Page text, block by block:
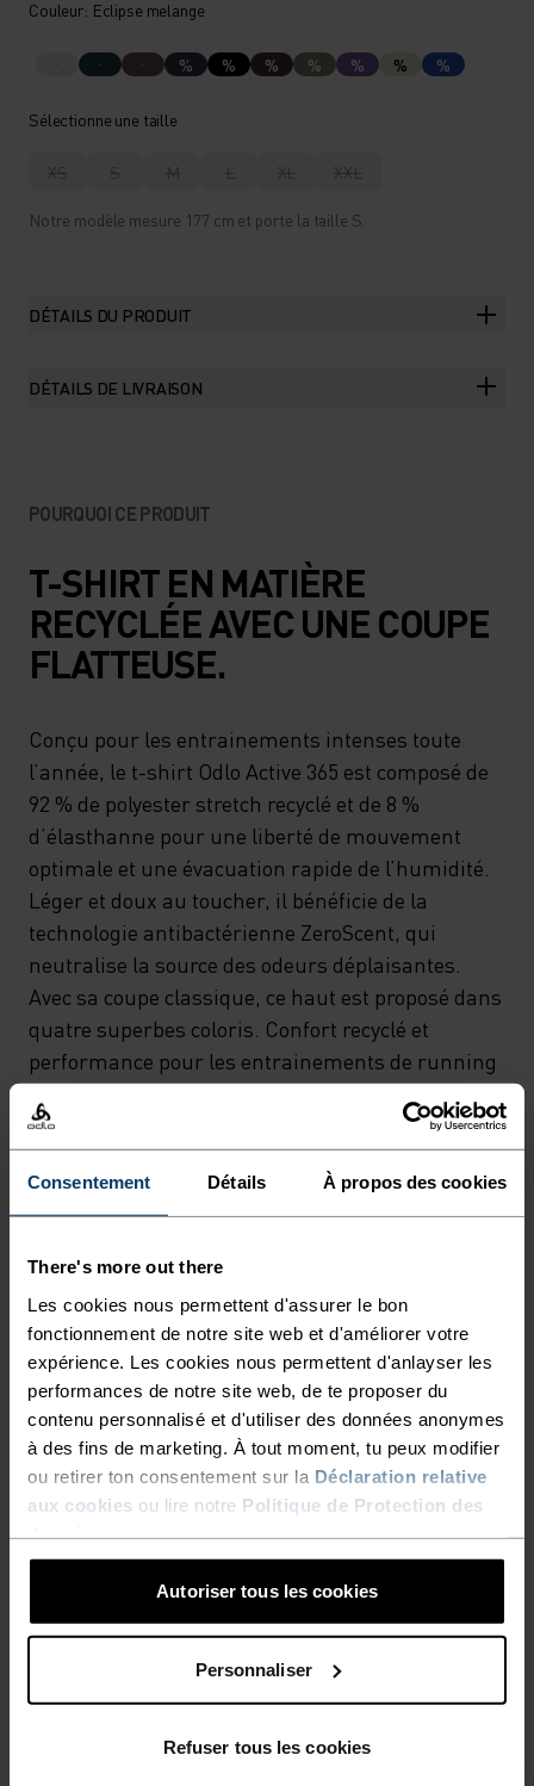
Consentement Détails À propos des cookies
There's more out there
Les cookies nous permettent d'assurer le bon
fonctionnement de notre site web et d'améliorer votre
expérience. Les cookies nous permettent d'anlayser les
performances de notre site web, de te proposer du
contenu personnalisé et d'utiliser des données anonymes
à des fins de marketing. À tout moment, tu peux modifier
ou retirer ton consentement sur la Déclaration relative
aux cookies ou lire notre Politique de Protection des
Autoriser tous les cookies
Personnaliser
Refuser tous les cookies
Couleur: Eclipse melange
% % % % % % %
Sélectionne une taille
XS S M L XL XXL
Notre modèle mesure 177 cm et porte la taille S.
DÉTAILS DU PRODUIT
DÉTAILS DE LIVRAISON
POURQUOI CE PRODUIT
T-SHIRT EN MATIÈRE
RECYCLÉE AVEC UNE COUPE
FLATTEUSE.
Conçu pour les entrainements intenses toute
l’année, le t-shirt Odlo Active 365 est composé de
92 % de polyester stretch recyclé et de 8 %
d’élasthanne pour une liberté de mouvement
optimale et une évacuation rapide de l’humidité.
Léger et doux au toucher, il bénéficie de la
technologie antibactérienne ZeroScent, qui
neutralise la source des odeurs déplaisantes.
Avec sa coupe classique, ce haut est proposé dans
quatre superbes coloris. Confort recyclé et
performance pour les entrainements de running
et la salle de sport.
RAPIDE COMME L'ÉCLAIR,
LÉGER COMME L'AIR
Vêtements de running techniques à séchage
rapide pour garder une longueur d'avance.
NIVEAU D'ACTIVITÉ
BAS MODÉRÉ ÉLEVÉ
TYPE D’ACTIVITÉ
ACTIVITÉS À HAUTE INTENSITÉ